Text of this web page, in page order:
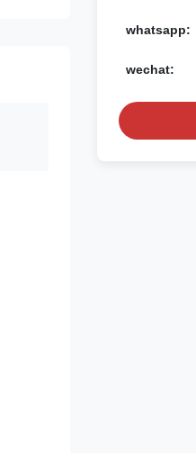
whatsapp:
wechat: